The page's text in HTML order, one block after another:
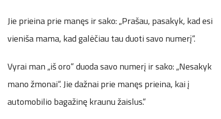
Jie prieina prie manęs ir sako: „Prašau, pasakyk, kad esi
vieniša mama, kad galėčiau tau duoti savo numerį“.
Vyrai man „iš oro“ duoda savo numerį ir sako: „Nesakyk
mano žmonai“. Jie dažnai prie manęs prieina, kai į
automobilio bagažinę kraunu žaislus.“